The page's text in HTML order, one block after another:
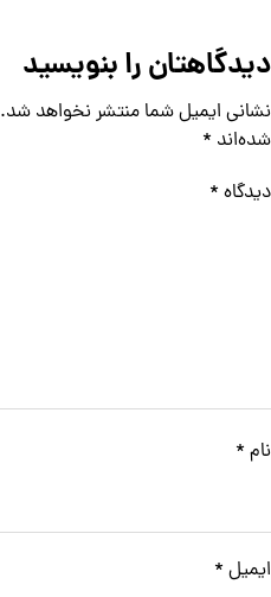
دیدگاهتان را بنویسید
نشانی ایمیل شما منتشر نخواهد شد.
شده‌اند *
دیدگاه *
نام *
ایمیل *